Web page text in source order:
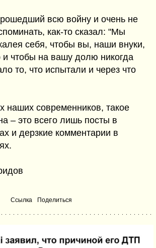
всю войну и очень не
как-то сказал: "Мы
себя, чтобы вы, наши внуки,
и чтобы на вашу долю никогда
то, что испытали и через что
наших современников, такое
– это всего лишь посты в
и дерзкие комментарии в
Ссылка Поделиться